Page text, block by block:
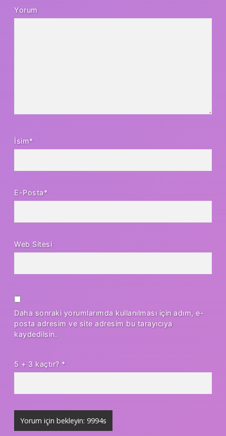
Yorum
İsim*
E-Posta*
Web Sitesi
Daha sonraki yorumlarımda kullanılması için adım, e-
posta adresim ve site adresim bu tarayıcıya
kaydedilsin.
5 + 3 kaçtır? *